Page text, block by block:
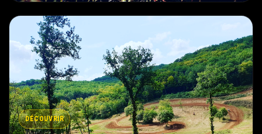
DÉCOUVRIR